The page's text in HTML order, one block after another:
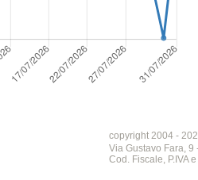
copyright 2004 -
Via Gustavo Fara, 9
Cod. Fiscale, P.IVA